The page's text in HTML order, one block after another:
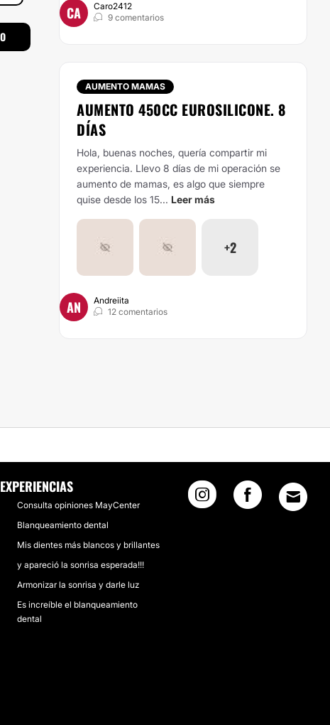
CA
Caro2412
9 comentarios
AUMENTO MAMAS
AUMENTO 450CC EUROSILICONE. 8
DÍAS
Hola, buenas noches, quería compartir mi
experiencia. Llevo 8 días de mi operación se
aumento de mamas, es algo que siempre
quise desde los 15... Leer más
+2
AN
Andreiita
12 comentarios
EXPERIENCIAS
Consulta opiniones MayCenter
Blanqueamiento dental
Mis dientes más blancos y brillantes
y apareció la sonrisa esperada!!!
Armonizar la sonrisa y darle luz
Es increíble el blanqueamiento
dental